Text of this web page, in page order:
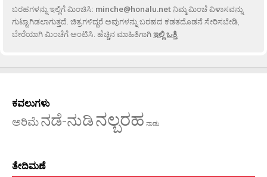
ಬರಹಗಳನ್ನು ಇಲ್ಲಿಗೆ ಮಿಂಚಿಸಿ: minche@honalu.netನಿಮ್ಮ ಮಿಂಚೆ ವಿಳಾಸವನ್ನು
ಗುಟ್ಟಾಗಿಡಲಾಗುತ್ತದೆ. ಚಿತ್ರಗಳಿದ್ದರೆ ಅವುಗಳನ್ನು ಬರಹದ ಕಡತದೊಡನೆ ಸೇರಿಸಬೇಡಿ,
ಬೇರೆಯಾಗಿ ಮಿಂಚೆಗೆ ಅಂಟಿಸಿ. ಹೆಚ್ಚಿನ ಮಾಹಿತಿಗಾಗಿಇಲ್ಲಿ ಒತ್ತಿ.
ಕವಲುಗಳು
ಅರಿಮೆನಡೆ-ನುಡಿನಲ್ಬರಹ ನಾಡು
ತೇದಿಮಣೆ